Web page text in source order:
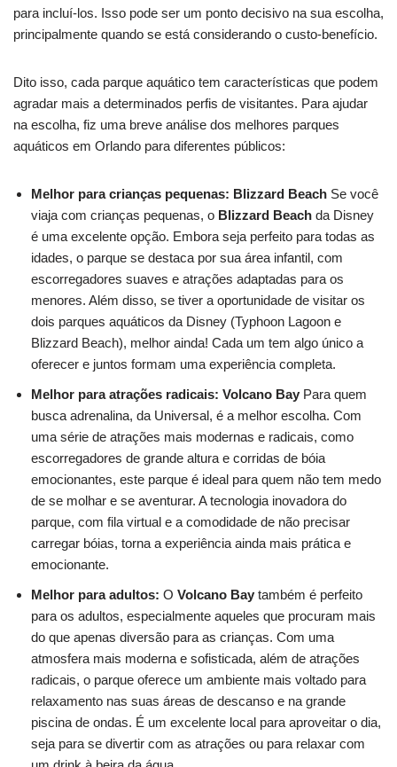
para incluí-los. Isso pode ser um ponto decisivo na sua escolha,
principalmente quando se está considerando o custo-benefício.
Dito isso, cada parque aquático tem características que podem
agradar mais a determinados perfis de visitantes. Para ajudar
na escolha, fiz uma breve análise dos melhores parques
aquáticos em Orlando para diferentes públicos:
Melhor para crianças pequenas: Blizzard Beach Se você
viaja com crianças pequenas, o Blizzard Beach da Disney
é uma excelente opção. Embora seja perfeito para todas as
idades, o parque se destaca por sua área infantil, com
escorregadores suaves e atrações adaptadas para os
menores. Além disso, se tiver a oportunidade de visitar os
dois parques aquáticos da Disney (Typhoon Lagoon e
Blizzard Beach), melhor ainda! Cada um tem algo único a
oferecer e juntos formam uma experiência completa.
Melhor para atrações radicais: Volcano Bay Para quem
busca adrenalina, da Universal, é a melhor escolha. Com
uma série de atrações mais modernas e radicais, como
escorregadores de grande altura e corridas de bóia
emocionantes, este parque é ideal para quem não tem medo
de se molhar e se aventurar. A tecnologia inovadora do
parque, com fila virtual e a comodidade de não precisar
carregar bóias, torna a experiência ainda mais prática e
emocionante.
Melhor para adultos: O Volcano Bay também é perfeito
para os adultos, especialmente aqueles que procuram mais
do que apenas diversão para as crianças. Com uma
atmosfera mais moderna e sofisticada, além de atrações
radicais, o parque oferece um ambiente mais voltado para
relaxamento nas suas áreas de descanso e na grande
piscina de ondas. É um excelente local para aproveitar o dia,
seja para se divertir com as atrações ou para relaxar com